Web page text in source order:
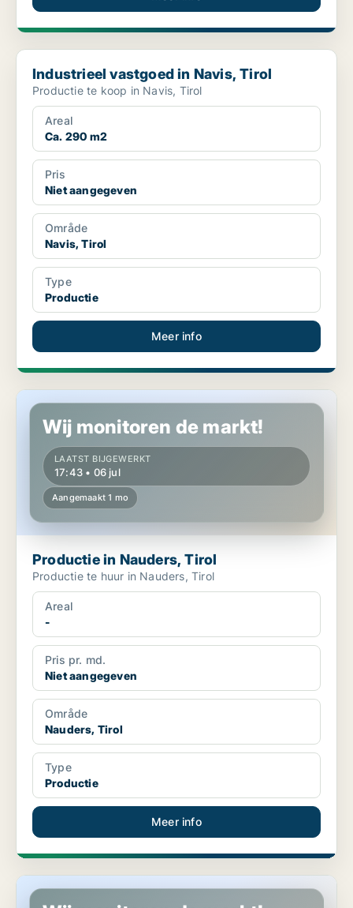
Industrieel vastgoed in Navis, Tirol
Industrieel vastgoed in Navis, Tirol
Productie te koop in Navis, Tirol
Areal
Ca. 290 m2
Pris
Niet aangegeven
Område
Navis, Tirol
Type
Productie
Meer info
Productie in Nauders, Tirol
Wij monitoren de markt!
LAATST BIJGEWERKT
17:43 • 06 jul
Aangemaakt 1 mo
Productie in Nauders, Tirol
Productie te huur in Nauders, Tirol
Areal
-
Pris pr. md.
Niet aangegeven
Område
Nauders, Tirol
Type
Productie
Meer info
Industrieel vastgoed in Breitenwang, Tirol